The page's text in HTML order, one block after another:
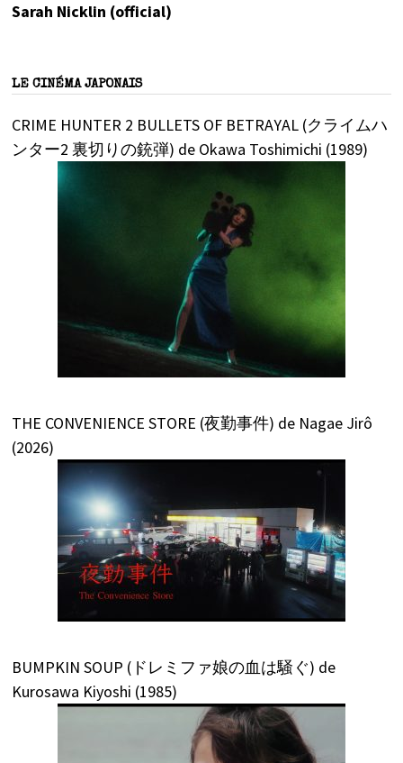
Sarah Nicklin (official)
LE CINÉMA JAPONAIS
CRIME HUNTER 2 BULLETS OF BETRAYAL (クライムハ
ンター2 裏切りの銃弾) de Okawa Toshimichi (1989)
THE CONVENIENCE STORE (夜勤事件) de Nagae Jirô
(2026)
BUMPKIN SOUP (ドレミファ娘の血は騒ぐ) de
Kurosawa Kiyoshi (1985)